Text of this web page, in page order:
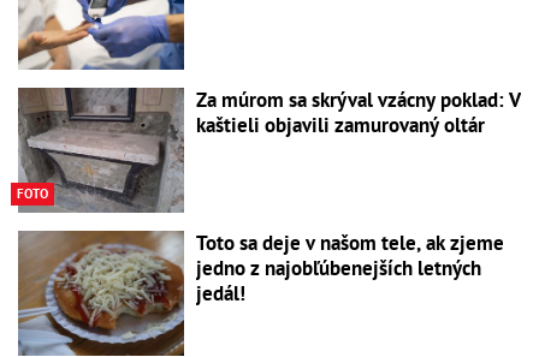
FOTO
Za múrom sa skrýval vzácny poklad: V
kaštieli objavili zamurovaný oltár
Toto sa deje v našom tele, ak zjeme
jedno z najobľúbenejších letných
jedál!